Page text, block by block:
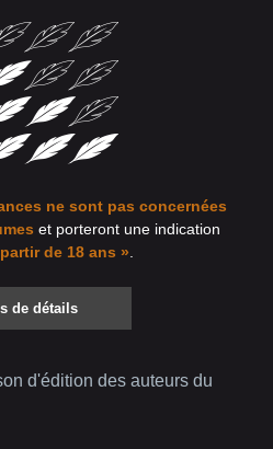
ne sont pas concernées
et porteront une indication
de 18 ans »
de détails
d'édition des auteurs du